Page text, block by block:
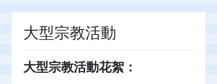
大型宗教活動
大型宗教活動花絮：